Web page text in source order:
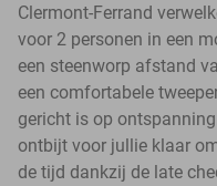
Clermont-Ferrand
voor 2 personen in een
een steenworp afstand
een comfortabele
gericht is op
ontbijt voor jullie klaar
de tijd dankzij de late